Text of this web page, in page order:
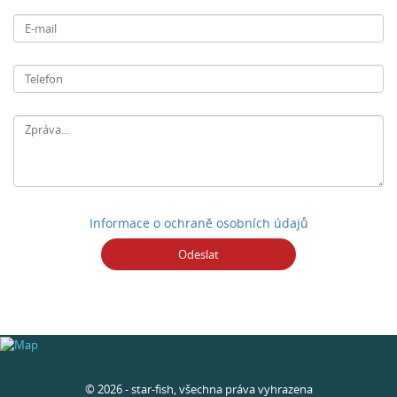
Informace o ochraně osobních údajů
Odeslat
© 2026 - star-fish, všechna práva vyhrazena